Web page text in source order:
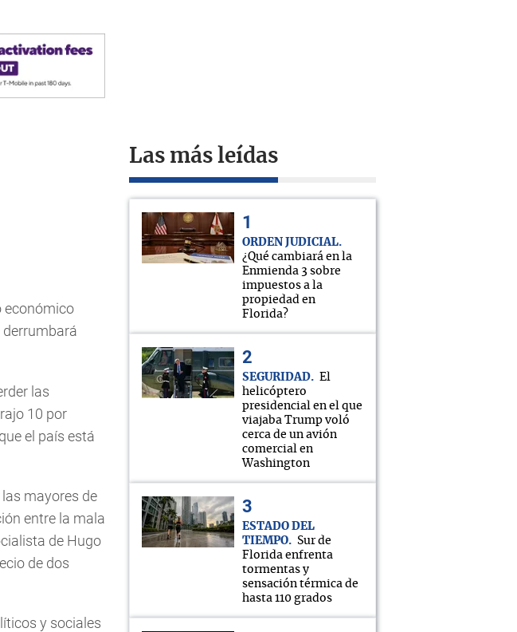
económico
derrumbará
las
10 por
el país está
mayores de
entre la mala
de Hugo
de dos
y sociales
Las más leídas
ORDEN JUDICIAL
¿Qué cambiará en la
Enmienda 3 sobre
impuestos a la
propiedad en
Florida?
SEGURIDAD
El
helicóptero
presidencial en el que
viajaba Trump voló
cerca de un avión
comercial en
Washington
ESTADO DEL
TIEMPO
Sur de
Florida enfrenta
tormentas y
sensación térmica de
hasta 110 grados